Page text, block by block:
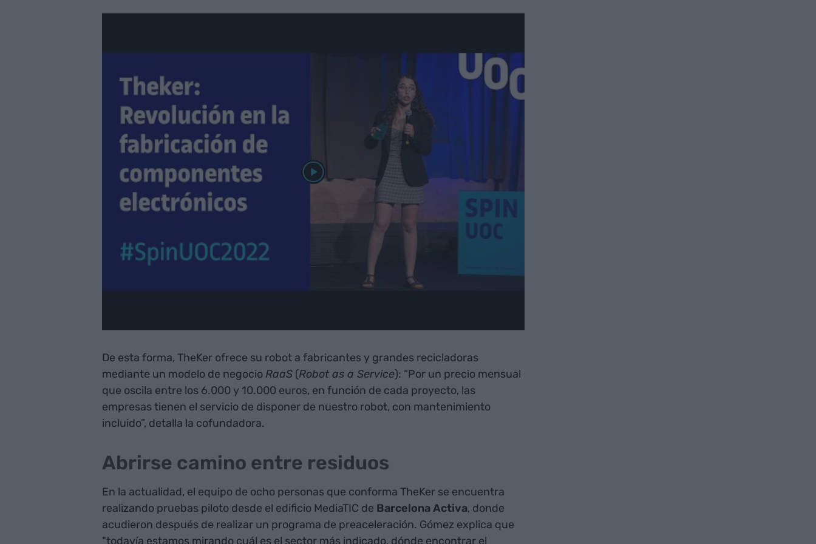
De esta forma, TheKer ofrece su robot a fabricantes y grandes recicladoras
mediante un modelo de negocio RaaS(Robot as a Service): “Por un precio mensual
que oscila entre los 6.000 y 10.000 euros, en función de cada proyecto, las
empresas tienen el servicio de disponer de nuestro robot, con mantenimiento
incluido”, detalla la cofundadora.
Abrirse camino entre residuos
En la actualidad, el equipo de ocho personas que conforma TheKer se encuentra
realizando pruebas piloto desde el edificio MediaTIC de BarcelonaActiva, donde
acudieron después de realizar un programa de preaceleración. Gómez explica que
"todavía estamos mirando cuál es el sector más indicado, dónde encontrar el